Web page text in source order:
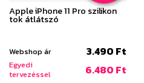
Apple iPhone 11 Pro szilikon
tok átlátszó
Webshop ár 3.490 Ft
Egyedi
tervezéssel
6.480 Ft